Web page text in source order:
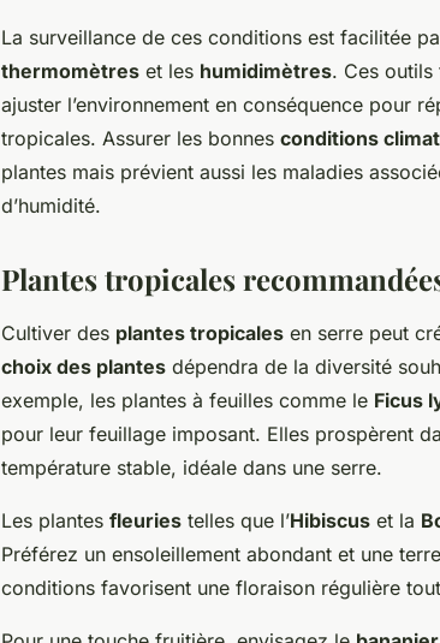
La surveillance de ces conditions est facilitée
thermomètres et les humidimètres. Ces outils
ajuster l’environnement en conséquence pour
tropicales. Assurer les bonnes conditions
plantes mais prévient aussi les maladies
d’humidité.
Plantes tropicales
Cultiver des plantes tropicales en serre peut
choix des plantes dépendra de la diversité
exemple, les plantes à feuilles comme le Ficus
pour leur feuillage imposant. Elles prospèrent
température stable, idéale dans une serre.
Les plantes fleuries telles que l’Hibiscus et la
Préférez un ensoleillement abondant et une
conditions favorisent une floraison régulière